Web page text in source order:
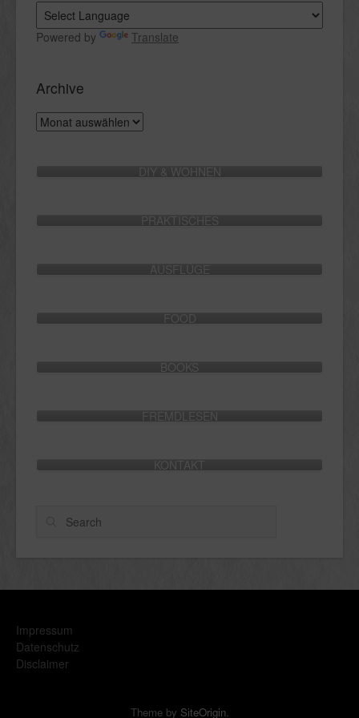
Powered by Translate
Archive
Archive
DIY & WOHNEN
PRAKTISCHES
AUSFLÜGE
FOOD
BOOKS
FREMDLESEN
KONTAKT
Search
Impressum
Datenschutz
Disclaimer
Theme by SiteOrigin.